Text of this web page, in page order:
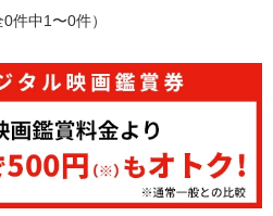
0件中1〜0件）